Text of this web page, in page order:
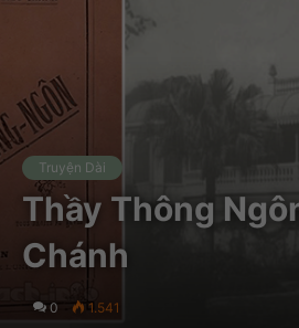
Truyện Dài
Thầy Thông
Chánh
0 1.541